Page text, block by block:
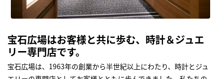
宝石広場はお客様と共に歩む、時計＆ジュエ
リー専門店です。
宝石広場は、1963年の創業から半世紀以上にわたり、時計とジュ